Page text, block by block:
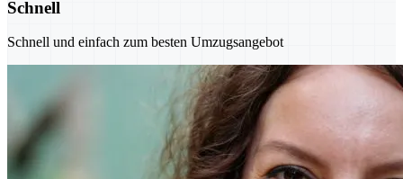
Schnell
Schnell und einfach zum besten Umzugsangebot